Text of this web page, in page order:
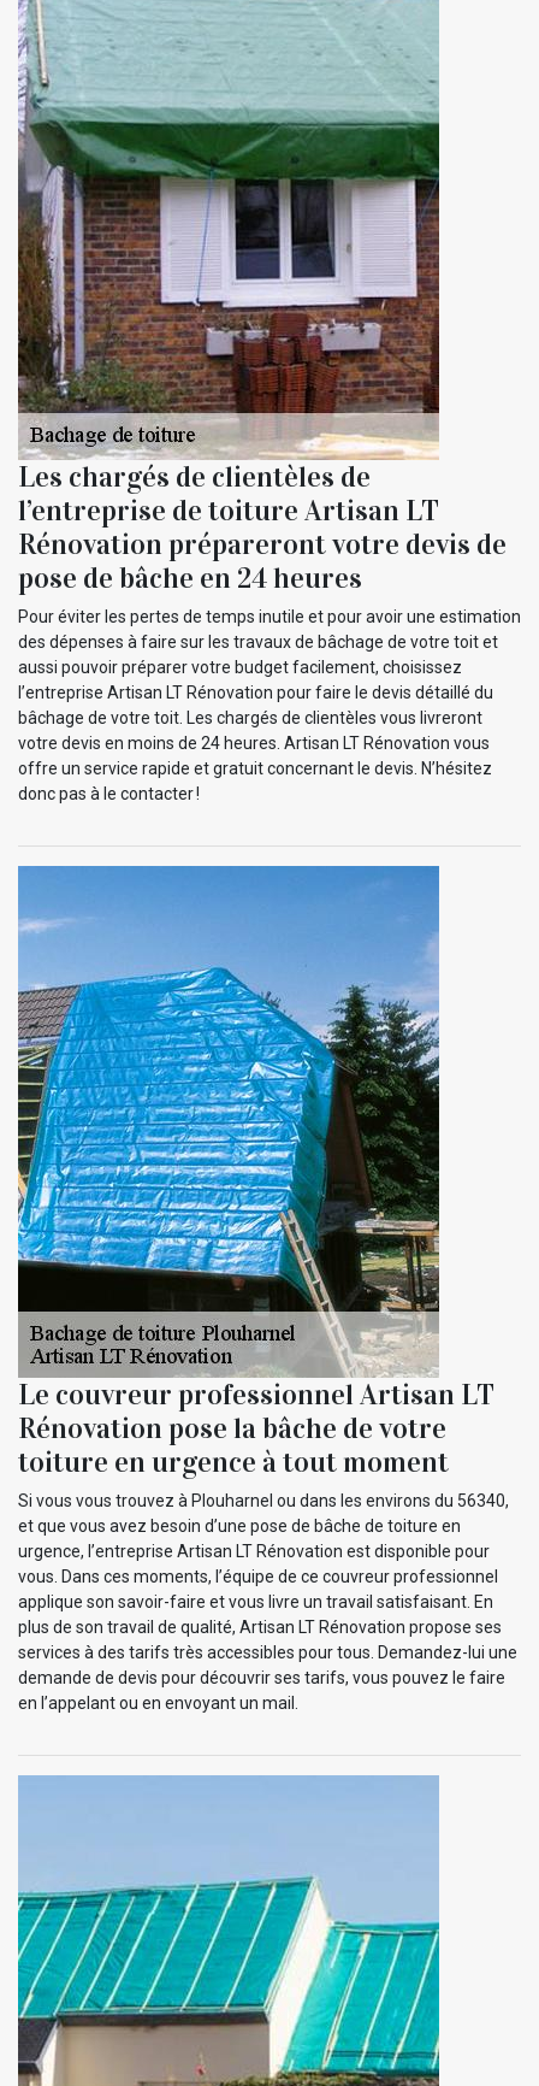
Les chargés de clientèles de
l’entreprise de toiture Artisan LT
Rénovation prépareront votre devis de
pose de bâche en 24 heures
Pour éviter les pertes de temps inutile et pour avoir une estimation
des dépenses à faire sur les travaux de bâchage de votre toit et
aussi pouvoir préparer votre budget facilement, choisissez
l’entreprise Artisan LT Rénovation pour faire le devis détaillé du
bâchage de votre toit. Les chargés de clientèles vous livreront
votre devis en moins de 24 heures. Artisan LT Rénovation vous
offre un service rapide et gratuit concernant le devis. N’hésitez
donc pas à le contacter !
Le couvreur professionnel Artisan LT
Rénovation pose la bâche de votre
toiture en urgence à tout moment
Si vous vous trouvez à Plouharnel ou dans les environs du 56340,
et que vous avez besoin d’une pose de bâche de toiture en
urgence, l’entreprise Artisan LT Rénovation est disponible pour
vous. Dans ces moments, l’équipe de ce couvreur professionnel
applique son savoir-faire et vous livre un travail satisfaisant. En
plus de son travail de qualité, Artisan LT Rénovation propose ses
services à des tarifs très accessibles pour tous. Demandez-lui une
demande de devis pour découvrir ses tarifs, vous pouvez le faire
en l’appelant ou en envoyant un mail.